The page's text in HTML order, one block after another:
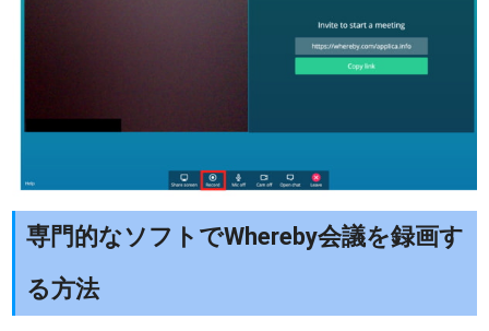
専門的なソフトでWhereby会議を録画す
る方法